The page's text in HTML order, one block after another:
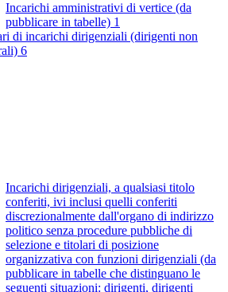
Incarichi amministrativi di vertice (da
pubblicare in tabelle) 1
di incarichi dirigenziali (dirigenti non
6
Incarichi dirigenziali, a qualsiasi titolo
conferiti, ivi inclusi quelli conferiti
discrezionalmente dall'organo di indirizzo
politico senza procedure pubbliche di
selezione e titolari di posizione
organizzativa con funzioni dirigenziali (da
pubblicare in tabelle che distinguano le
seguenti situazioni: dirigenti, dirigenti